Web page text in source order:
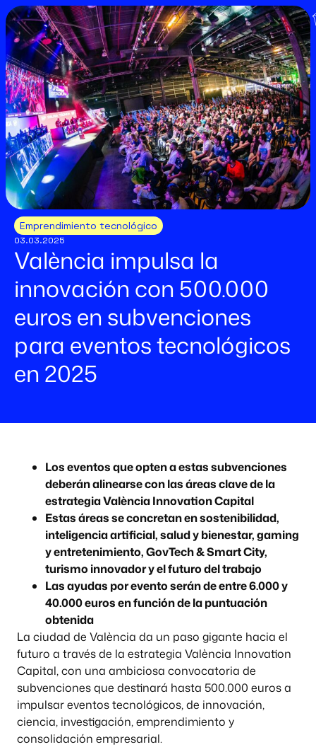
Emprendimiento tecnológico
03.03.2025
València impulsa la
innovación con 500.000
euros en subvenciones
para eventos tecnológicos
en 2025
Los eventos que opten a estas subvenciones
deberán alinearse con las áreas clave de la
estrategia València Innovation Capital
Estas áreas se concretan en sostenibilidad,
inteligencia artificial, salud y bienestar, gaming
y entretenimiento, GovTech & Smart City,
turismo innovador y el futuro del trabajo
Las ayudas por evento serán de entre 6.000 y
40.000 euros en función de la puntuación
obtenida
La ciudad de València da un paso gigante hacia el
futuro a través de la estrategia València Innovation
Capital, con una ambiciosa convocatoria de
subvenciones que destinará hasta 500.000 euros a
impulsar eventos tecnológicos, de innovación,
ciencia, investigación, emprendimiento y
consolidación empresarial.